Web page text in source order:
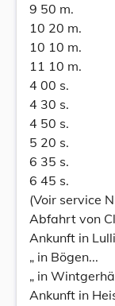
9 50 m.
10 20 m.
10 10 m.
11 10 m.
4 00 s.
4 30 s.
4 50 s.
5 20 s.
6 35 s.
6 45 s.
(Voir service
Abfahrt von
Ankunft in
„ in Bögen...
„ in
Ankunft in